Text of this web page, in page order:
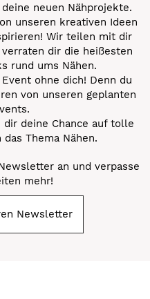
neuen Nähprojekte.
unseren kreativen Ideen
Wir teilen mit dir
dir die heißesten
rund ums Nähen.
ohne dich! Denn du
von unseren geplanten
dir deine Chance auf tolle
Thema Nähen.
an und verpasse
mehr!
Newsletter